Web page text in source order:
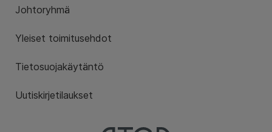
Johtoryhmä
Yleiset toimitusehdot
Tietosuojakäytäntö
Uutiskirjetilaukset